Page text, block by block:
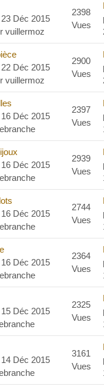
Déc 2015
vuillermoz
2398
Vues
Déc 2015
vuillermoz
2900
Vues
Déc 2015
2397
Vues
Déc 2015
2939
Vues
Déc 2015
2744
Vues
Déc 2015
2364
Vues
Déc 2015
2325
Vues
Déc 2015
3161
Vues